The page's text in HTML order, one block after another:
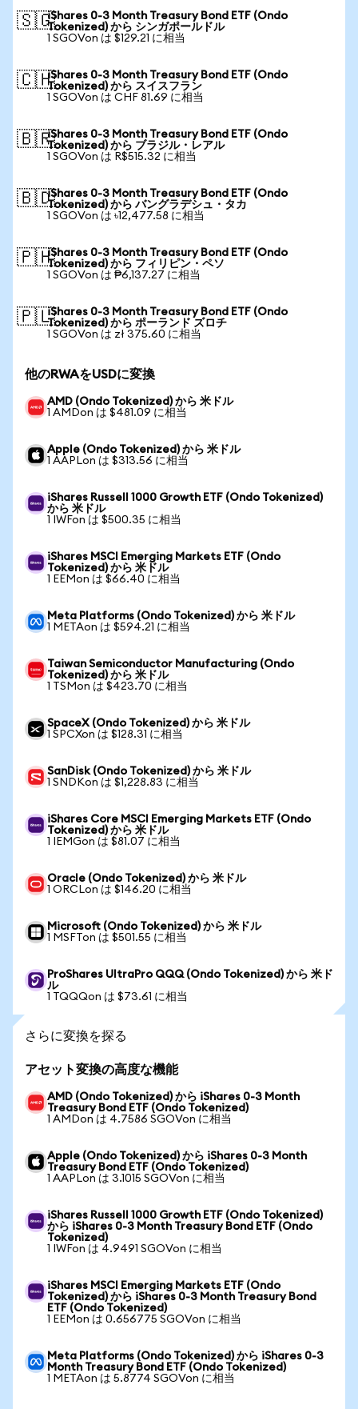
🇸🇬iShares 0-3 Month Treasury Bond ETF (Ondo
Tokenized) から シンガポールドル
1 SGOVon は $129.21 に相当
🇨🇭iShares 0-3 Month Treasury Bond ETF (Ondo
Tokenized) から スイスフラン
1 SGOVon は CHF 81.69 に相当
🇧🇷iShares 0-3 Month Treasury Bond ETF (Ondo
Tokenized) から ブラジル・レアル
1 SGOVon は R$515.32 に相当
🇧🇩iShares 0-3 Month Treasury Bond ETF (Ondo
Tokenized) から バングラデシュ・タカ
1 SGOVon は ৳12,477.58 に相当
🇵🇭iShares 0-3 Month Treasury Bond ETF (Ondo
Tokenized) から フィリピン・ペソ
1 SGOVon は ₱6,137.27 に相当
🇵🇱iShares 0-3 Month Treasury Bond ETF (Ondo
Tokenized) から ポーランド ズロチ
1 SGOVon は zł 375.60 に相当
他のRWAをUSDに変換
AMD (Ondo Tokenized) から 米ドル
1 AMDon は $481.09 に相当
Apple (Ondo Tokenized) から 米ドル
1 AAPLon は $313.56 に相当
iShares Russell 1000 Growth ETF (Ondo Tokenized)
から 米ドル
1 IWFon は $500.35 に相当
iShares MSCI Emerging Markets ETF (Ondo
Tokenized) から 米ドル
1 EEMon は $66.40 に相当
Meta Platforms (Ondo Tokenized) から 米ドル
1 METAon は $594.21 に相当
Taiwan Semiconductor Manufacturing (Ondo
Tokenized) から 米ドル
1 TSMon は $423.70 に相当
SpaceX (Ondo Tokenized) から 米ドル
1 SPCXon は $128.31 に相当
SanDisk (Ondo Tokenized) から 米ドル
1 SNDKon は $1,228.83 に相当
iShares Core MSCI Emerging Markets ETF (Ondo
Tokenized) から 米ドル
1 IEMGon は $81.07 に相当
Oracle (Ondo Tokenized) から 米ドル
1 ORCLon は $146.20 に相当
Microsoft (Ondo Tokenized) から 米ドル
1 MSFTon は $501.55 に相当
ProShares UltraPro QQQ (Ondo Tokenized) から 米ド
ル
1 TQQQon は $73.61 に相当
さらに変換を探る
アセット変換の高度な機能
AMD (Ondo Tokenized) から iShares 0-3 Month
Treasury Bond ETF (Ondo Tokenized)
1 AMDon は 4.7586 SGOVon に相当
Apple (Ondo Tokenized) から iShares 0-3 Month
Treasury Bond ETF (Ondo Tokenized)
1 AAPLon は 3.1015 SGOVon に相当
iShares Russell 1000 Growth ETF (Ondo Tokenized)
から iShares 0-3 Month Treasury Bond ETF (Ondo
Tokenized)
1 IWFon は 4.9491 SGOVon に相当
iShares MSCI Emerging Markets ETF (Ondo
Tokenized) から iShares 0-3 Month Treasury Bond
ETF (Ondo Tokenized)
1 EEMon は 0.656775 SGOVon に相当
Meta Platforms (Ondo Tokenized) から iShares 0-3
Month Treasury Bond ETF (Ondo Tokenized)
1 METAon は 5.8774 SGOVon に相当